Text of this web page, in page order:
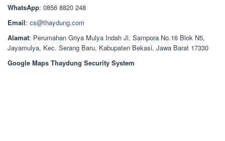
Rp1.378.000.
WhatsApp: 0856 8820 248
Email: cs@thaydung.com
Alamat: Perumahan Griya Mulya Indah Jl. Sampora No.16 Blok N5,
Jayamulya, Kec. Serang Baru, Kabupaten Bekasi, Jawa Barat 17330
Google Maps Thaydung Security System